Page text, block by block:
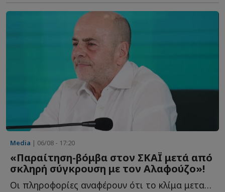
Media | 06/08 - 17:20
«Παραίτηση-βόμβα στον ΣΚΑΪ μετά από
σκληρή σύγκρουση με τον Αλαφούζο»!
Οι πληροφορίες αναφέρουν ότι το κλίμα μεταξύ των δύο α...